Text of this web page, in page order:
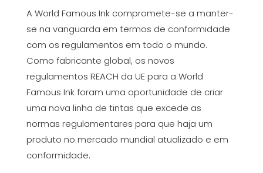
A World Famous Ink compromete-se a manter-
se na vanguarda em termos de conformidade
com os regulamentos em todo o mundo.
Como fabricante global, os novos
regulamentos REACH da UE para a World
Famous Ink foram uma oportunidade de criar
uma nova linha de tintas que excede as
normas regulamentares para que haja um
produto no mercado mundial atualizado e em
conformidade.